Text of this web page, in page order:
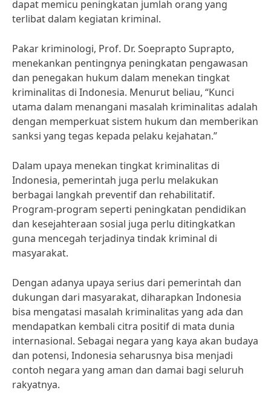
dapat memicu peningkatan jumlah orang yang
terlibat dalam kegiatan kriminal.
Pakar kriminologi, Prof. Dr. Soeprapto Suprapto,
menekankan pentingnya peningkatan pengawasan
dan penegakan hukum dalam menekan tingkat
kriminalitas di Indonesia. Menurut beliau, “Kunci
utama dalam menangani masalah kriminalitas adalah
dengan memperkuat sistem hukum dan memberikan
sanksi yang tegas kepada pelaku kejahatan.”
Dalam upaya menekan tingkat kriminalitas di
Indonesia, pemerintah juga perlu melakukan
berbagai langkah preventif dan rehabilitatif.
Program-program seperti peningkatan pendidikan
dan kesejahteraan sosial juga perlu ditingkatkan
guna mencegah terjadinya tindak kriminal di
masyarakat.
Dengan adanya upaya serius dari pemerintah dan
dukungan dari masyarakat, diharapkan Indonesia
bisa mengatasi masalah kriminalitas yang ada dan
mendapatkan kembali citra positif di mata dunia
internasional. Sebagai negara yang kaya akan budaya
dan potensi, Indonesia seharusnya bisa menjadi
contoh negara yang aman dan damai bagi seluruh
rakyatnya.